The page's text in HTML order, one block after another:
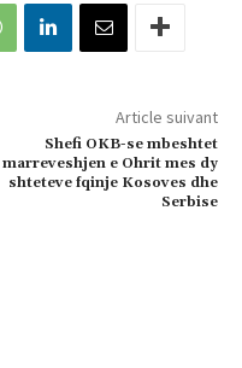
Article suivant
Shefi OKB-se mbeshtet
marreveshjen e Ohrit mes dy
shteteve fqinje Kosoves dhe
Serbise